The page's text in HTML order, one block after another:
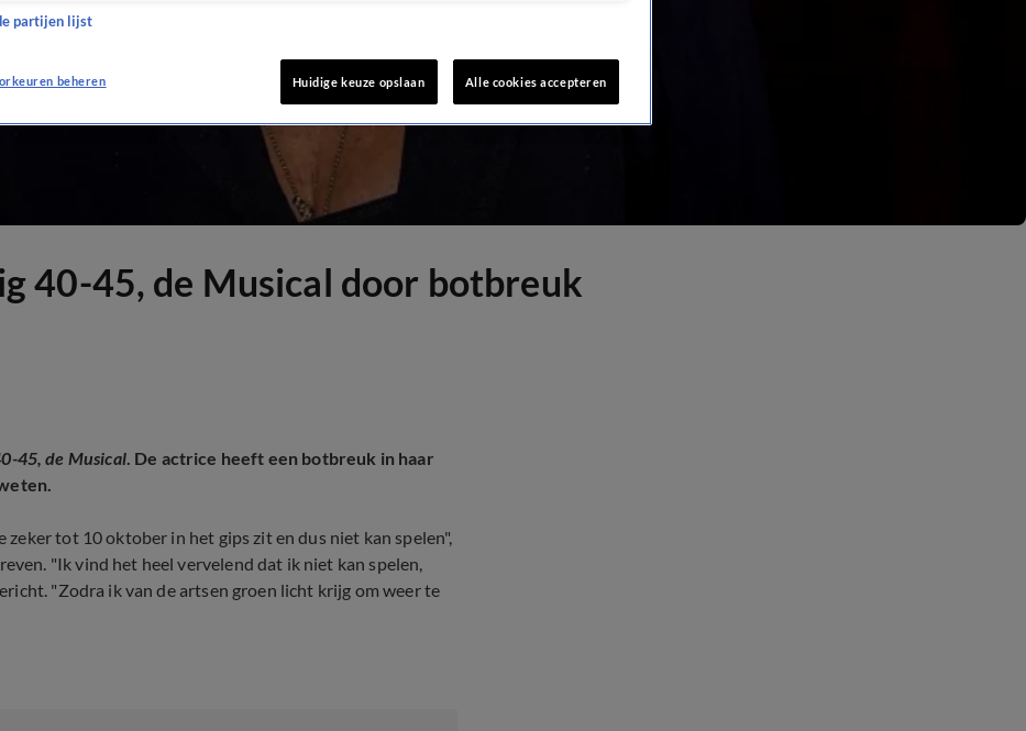
40-45, de Musical door botbreuk
45, de Musical. De actrice heeft een botbreuk in haar
tot 10 oktober in het gips zit en dus niet kan spelen",
"Ik vind het heel vervelend dat ik niet kan spelen,
"Zodra ik van de artsen groen licht krijg om weer te
partijen lijst
beheren Huidige keuze opslaan Alle cookies accepteren